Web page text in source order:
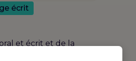
écrit
et écrit et de la